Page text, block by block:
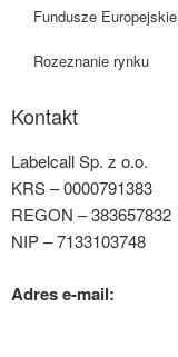
Fundusze Europejskie
Rozeznanie rynku
Kontakt
Labelcall Sp. z o.o.
KRS – 0000791383
REGON – 383657832
NIP – 7133103748
Adres e-mail: